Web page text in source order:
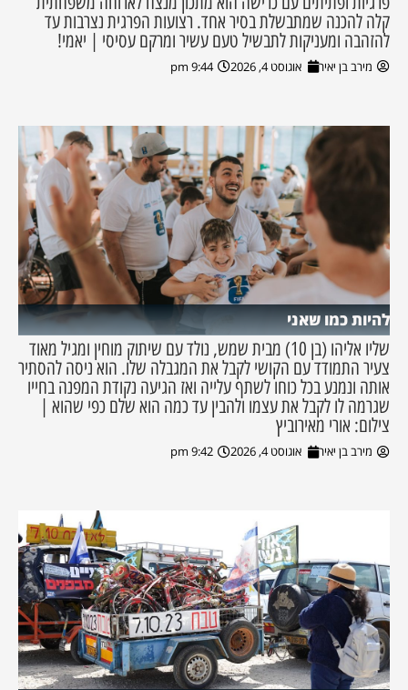
קלה להכנה שמתבשלת בסיר אחד. רצועות הפרגית נצרבות עד
להזהבה ומעניקות לתבשיל טעם עשיר ומרקם עסיסי | יאמי!
מירב בן יאיר אוגוסט 4, 2026 9:44 pm
להיות כמו שאני
שליו אליהו (בן 10) מבית שמש, נולד עם שיתוק מוחין ומגיל מאוד
צעיר התמודד עם הקושי לקבל את המגבלה שלו. הוא ניסה להסתיר
אותה ונמנע בכל כוחו לשתף עלייה ואז הגיעה נקודת המפנה בחייו
שגרמה לו לקבל את עצמו ולהבין עד כמה הוא שלם כפי שהוא |
צילום: אורי מאירוביץ
מירב בן יאיר אוגוסט 4, 2026 9:42 pm